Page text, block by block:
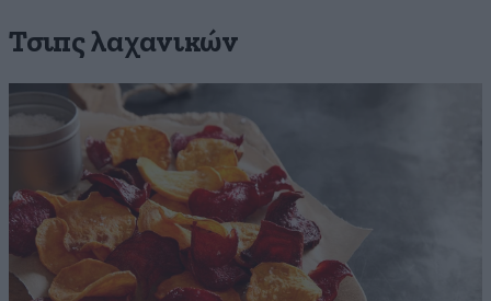
Τσιπς λαχανικών